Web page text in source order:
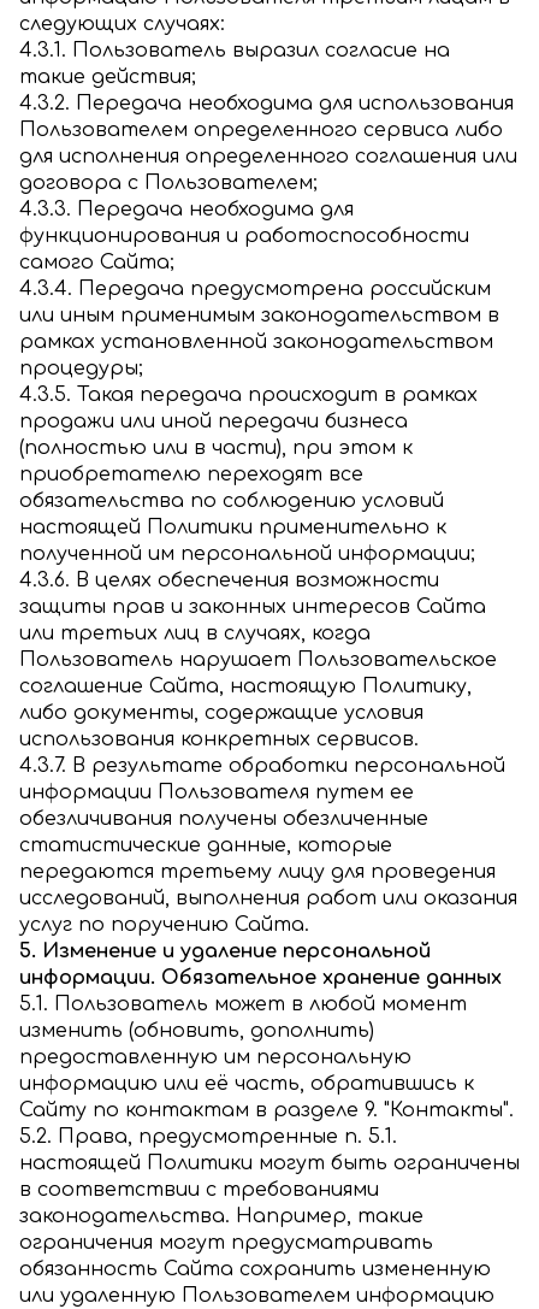
следующих случаях:
4.3.1. Пользователь выразил согласие на
такие действия;
4.3.2. Передача необходима для использования
Пользователем определенного сервиса либо
для исполнения определенного соглашения или
договора с Пользователем;
4.3.3. Передача необходима для
функционирования и работоспособности
самого Сайта;
4.3.4. Передача предусмотрена российским
или иным применимым законодательством в
рамках установленной законодательством
процедуры;
4.3.5. Такая передача происходит в рамках
продажи или иной передачи бизнеса
(полностью или в части), при этом к
приобретателю переходят все
обязательства по соблюдению условий
настоящей Политики применительно к
полученной им персональной информации;
4.3.6. В целях обеспечения возможности
защиты прав и законных интересов Сайта
или третьих лиц в случаях, когда
Пользователь нарушает Пользовательское
соглашение Сайта, настоящую Политику,
либо документы, содержащие условия
использования конкретных сервисов.
4.3.7. В результате обработки персональной
информации Пользователя путем ее
обезличивания получены обезличенные
статистические данные, которые
передаются третьему лицу для проведения
исследований, выполнения работ или оказания
услуг по поручению Сайта.
5. Изменение и удаление персональной
информации. Обязательное хранение данных
5.1. Пользователь может в любой момент
изменить (обновить, дополнить)
предоставленную им персональную
информацию или её часть, обратившись к
Сайту по контактам в разделе 9. "Контакты".
5.2. Права, предусмотренные п. 5.1.
настоящей Политики могут быть ограничены
в соответствии с требованиями
законодательства. Например, такие
ограничения могут предусматривать
обязанность Сайта сохранить измененную
или удаленную Пользователем информацию